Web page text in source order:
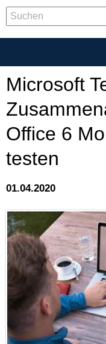
Microsoft
Office 6
testen
01.04.2020